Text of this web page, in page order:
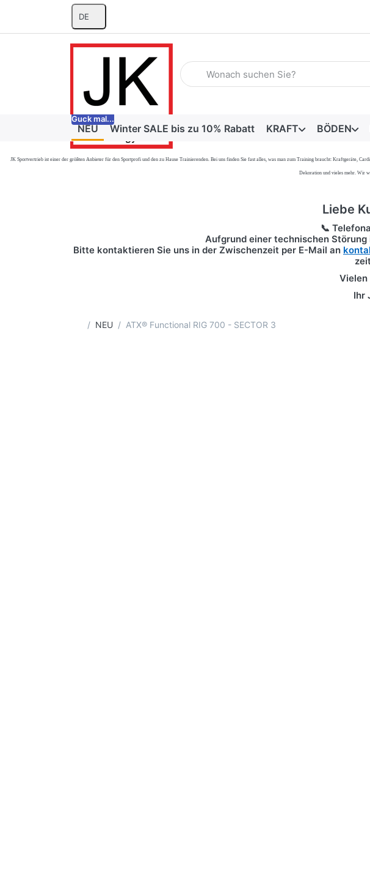
DE
Geben Sie einen Suchbegriff ein.
NEU
Guck mal...
Winter SALE bis zu 10% Rabatt KRAFT BÖDEN
JK Sportvertrieb ist einer der größten Anbieter für den Sportprofi und den zu Hause Trainierenden. Bei uns finden Sie fast alles, was man zum Training braucht: Kraftgeräte,
Dekoration und vieles mehr. Wir
Liebe
📞
Aufgrund einer technischen
Bitte kontaktieren Sie uns in der Zwischenzeit per E-Mail an
Vielen
Ihr
Startseite
NEU ATX® Functional RIG 700 - SECTOR 3